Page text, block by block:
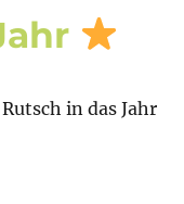
in das Jahr